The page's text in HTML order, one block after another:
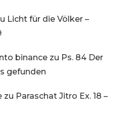
Licht für die Völker –
binance zu Ps. 84 Der
gefunden
zu Paraschat Jitro Ex. 18 –